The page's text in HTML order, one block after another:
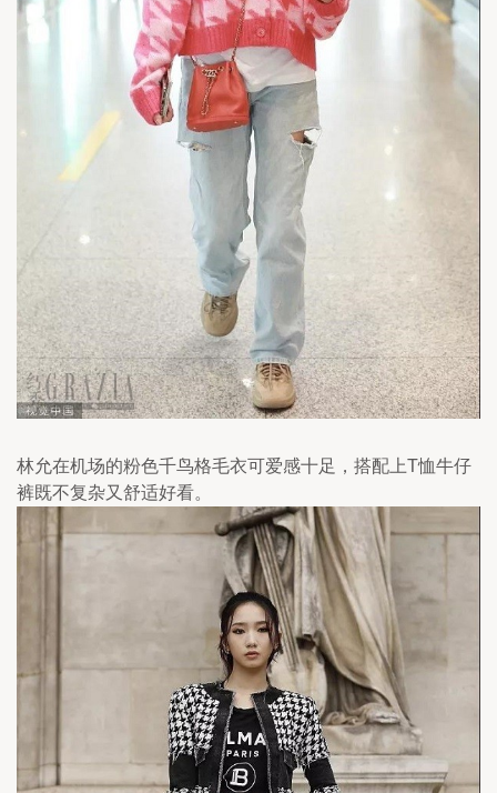
林允在机场的粉色千鸟格毛衣可爱感十足，搭配上T恤牛仔
裤既不复杂又舒适好看。